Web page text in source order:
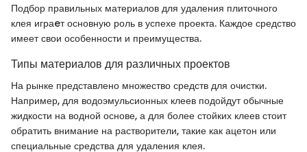
Подбор правильных материалов для удаления плиточного
клея играeт основную роль в успехе проекта. Каждое средство
имеет свои особенности и преимущества.
Типы материалов для различных проектов
На рынке представлено множество средств для очистки.
Например, для водоэмульсионных клеев подойдут обычные
жидкости на водной основе, а для более стойких клеев стоит
обратить внимание на растворители, такие как ацетон или
специальные средства для удаления клея.